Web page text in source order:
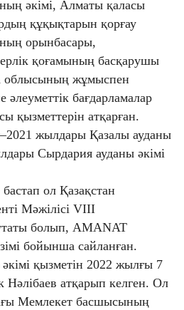
әкімі, Алматы қаласы
құқықтарын қорғау
орынбасары,
қоғамының басқарушы
облысының жұмыспен
әлеуметтік бағдарламалар
қызметтерін атқарған.
жылдары Қазалы ауданы
Сырдария ауданы әкімі
ол Қазақстан
Мәжілісі VIII
болып, AMANAT
бойынша сайланған.
қызметін 2022 жылғы 7
Нәлібаев атқарып келген. Ол
Мемлекет басшысының